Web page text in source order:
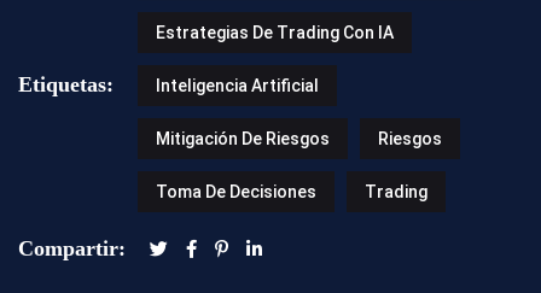
Etiquetas:
Estrategias De Trading Con IA
Inteligencia Artificial
Mitigación De Riesgos Riesgos
Toma De Decisiones Trading
Compartir: